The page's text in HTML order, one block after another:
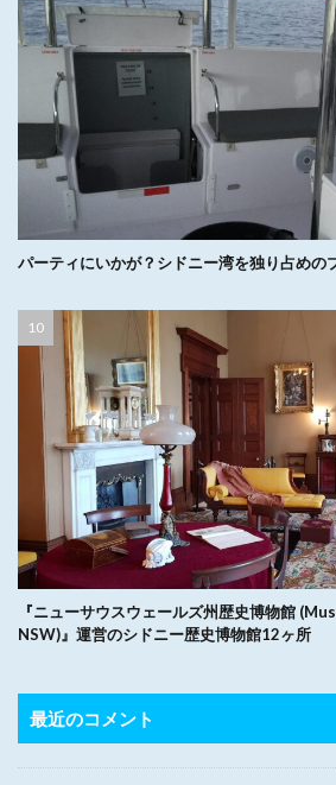
パーティにいかが？シドニー湾を独り占めの
『ニューサウスウェールズ州歴史博物館
NSW)』運営のシドニー歴史博物館12ヶ所
最近のコメント